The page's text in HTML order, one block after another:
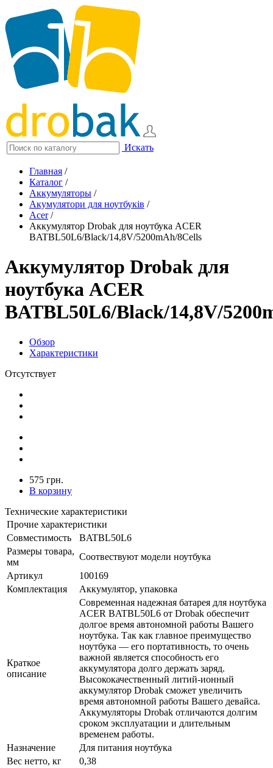
Искать
Главная /
Каталог /
Аккумуляторы /
Акумулятори для ноутбуків /
Acer/
Аккумулятор Drobak для ноутбука ACER
BATBL50L6/Black/14,8V/5200mAh/8Cells
Аккумулятор Drobak для
ноутбука ACER
BATBL50L6/Black/14,8V/
Обзор
Характеристики
Отсутствует
575 грн.
В корзину
Технические характеристики
Прочие характеристики
Совместимость
BATBL50L6
Размеры товара,
мм
Соотвествуют модели ноутбука
Артикул
100169
Комплектация
Аккумулятор, упаковка
Краткое
описание
Современная надежная батарея для ноутбука
ACER BATBL50L6 от Drobak обеспечит
долгое время автономной работы Вашего
ноутбука. Так как главное преимущество
ноутбука — его портативность, то очень
важной является способность его
аккумулятора долго держать заряд.
Высококачественный литий-ионный
аккумулятор Drobak сможет увеличить
время автономной работы Вашего девайса.
Аккумуляторы Drobak отличаются долгим
сроком эксплуатации и длительным
временем работы.
Назначение
Для питания ноутбука
Вес нетто, кг
0,38